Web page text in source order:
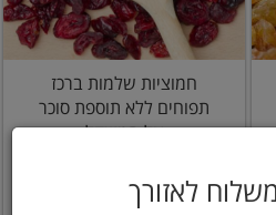
לאזורך
חמוציות שלמות ברכז
תפוחים ללא תוספת סוכר
על המשקל